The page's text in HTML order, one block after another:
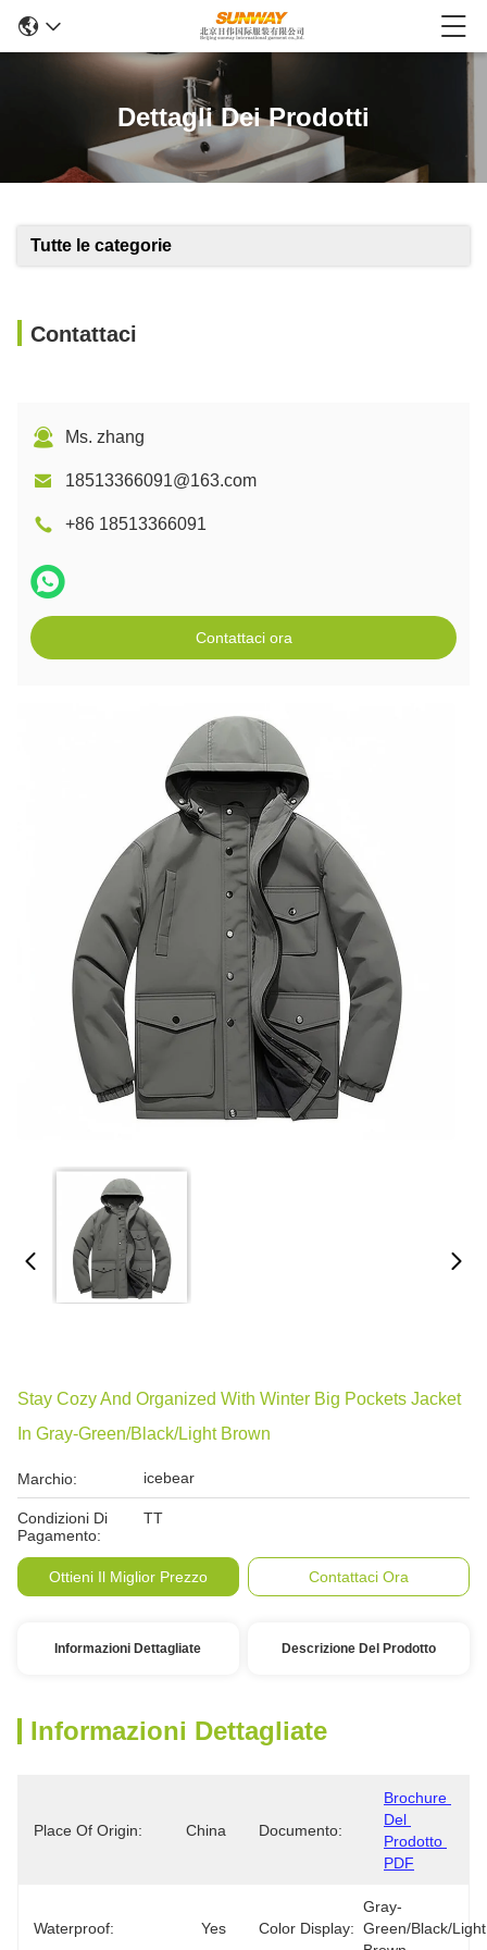
Dettagli Dei Prodotti
Tutte le categorie
Contattaci
Ms. zhang
18513366091@163.com
+86 18513366091
Contattaci ora
Stay Cozy And Organized With Winter Big Pockets Jacket
In Gray-Green/Black/Light Brown
Marchio: icebear
Condizioni Di
Pagamento:
TT
Ottieni Il Miglior Prezzo Contattaci Ora
Informazioni Dettagliate Descrizione Del Prodotto
Informazioni Dettagliate
Place Of Origin: China Documento:
Brochure
Del
Prodotto
PDF
Waterproof: Yes Color Display:
Gray-
Green/Black/Light